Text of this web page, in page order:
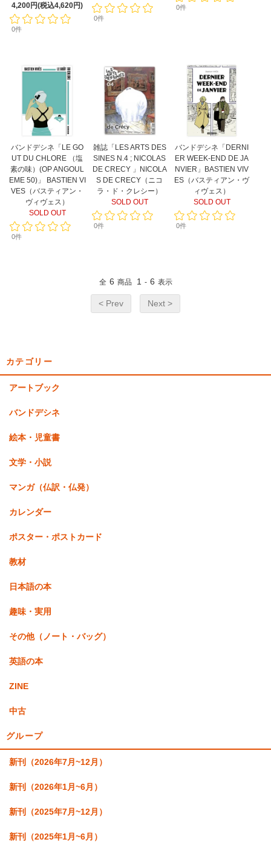
4,200円(税込4,620円)
0件
0件
0件
バンドデシネ「LE GO
UT DU CHLORE （塩
素の味）(OP ANGOUL
EME 50)」 BASTIEN VI
VES（バスティアン・
ヴィヴェス）
SOLD OUT
0件
雑誌「LES ARTS DES
SINES N.4 ; NICOLAS
DE CRECY 」NICOLA
S DE CRECY（ニコ
ラ・ド・クレシー）
SOLD OUT
0件
バンドデシネ「DERNI
ER WEEK-END DE JA
NVIER」BASTIEN VIV
ES（バスティアン・ヴ
ィヴェス）
SOLD OUT
0件
全 6 商品 1 - 6 表示
< Prev Next >
カテゴリー
アートブック
バンドデシネ
絵本・児童書
文学・小説
マンガ（仏訳・仏発）
カレンダー
ポスター・ポストカード
教材
日本語の本
趣味・実用
その他（ノート・バッグ）
英語の本
ZINE
中古
グループ
新刊（2026年7月~12月）
新刊（2026年1月~6月）
新刊（2025年7月~12月）
新刊（2025年1月~6月）